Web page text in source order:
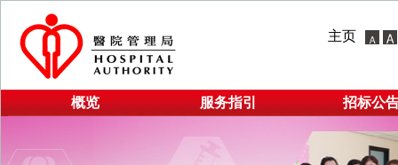
主页
概览 服务指引 招标公